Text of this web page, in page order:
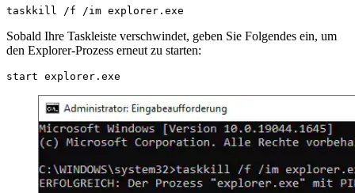
taskkill /f /im explorer.exe
Sobald Ihre Taskleiste verschwindet, geben Sie Folgendes ein, um
den Explorer-Prozess erneut zu starten:
start explorer.exe